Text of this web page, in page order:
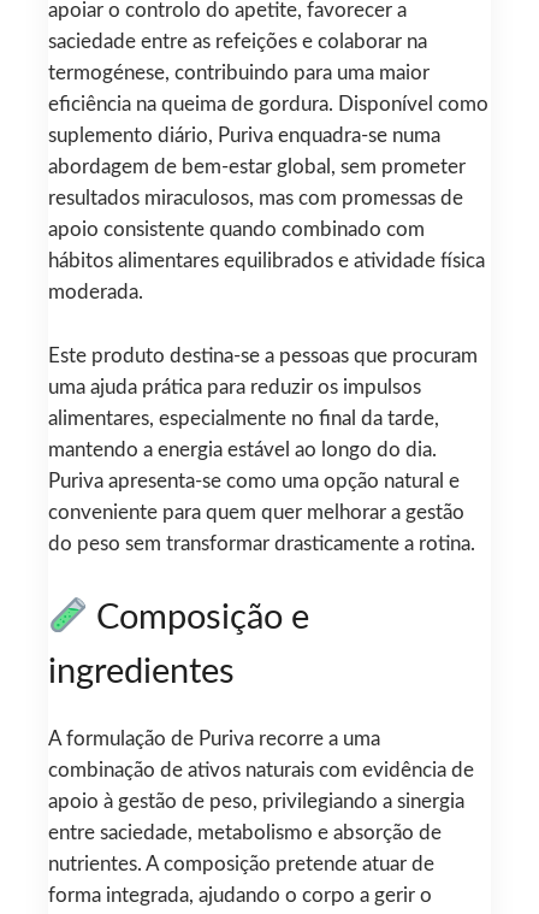
apoiar o controlo do apetite, favorecer a
saciedade entre as refeições e colaborar na
termogénese, contribuindo para uma maior
eficiência na queima de gordura. Disponível como
suplemento diário, Puriva enquadra-se numa
abordagem de bem-estar global, sem prometer
resultados miraculosos, mas com promessas de
apoio consistente quando combinado com
hábitos alimentares equilibrados e atividade física
moderada.
Este produto destina-se a pessoas que procuram
uma ajuda prática para reduzir os impulsos
alimentares, especialmente no final da tarde,
mantendo a energia estável ao longo do dia.
Puriva apresenta-se como uma opção natural e
conveniente para quem quer melhorar a gestão
do peso sem transformar drasticamente a rotina.
Composição e
ingredientes
A formulação de Puriva recorre a uma
combinação de ativos naturais com evidência de
apoio à gestão de peso, privilegiando a sinergia
entre saciedade, metabolismo e absorção de
nutrientes. A composição pretende atuar de
forma integrada, ajudando o corpo a gerir o